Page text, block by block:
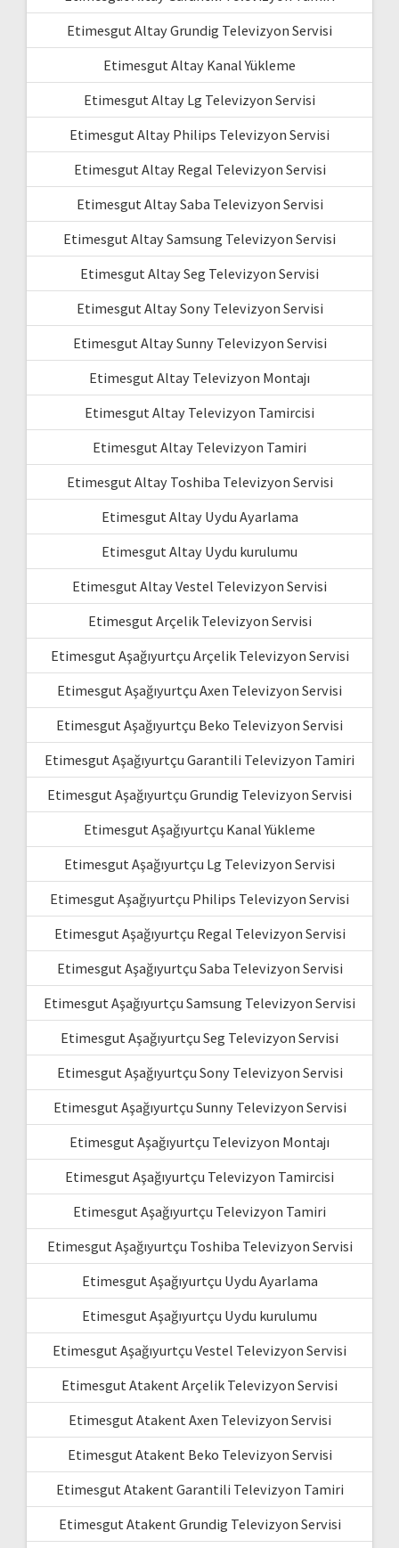
Etimesgut Altay Grundig Televizyon Servisi
Etimesgut Altay Kanal Yükleme
Etimesgut Altay Lg Televizyon Servisi
Etimesgut Altay Philips Televizyon Servisi
Etimesgut Altay Regal Televizyon Servisi
Etimesgut Altay Saba Televizyon Servisi
Etimesgut Altay Samsung Televizyon Servisi
Etimesgut Altay Seg Televizyon Servisi
Etimesgut Altay Sony Televizyon Servisi
Etimesgut Altay Sunny Televizyon Servisi
Etimesgut Altay Televizyon Montajı
Etimesgut Altay Televizyon Tamircisi
Etimesgut Altay Televizyon Tamiri
Etimesgut Altay Toshiba Televizyon Servisi
Etimesgut Altay Uydu Ayarlama
Etimesgut Altay Uydu kurulumu
Etimesgut Altay Vestel Televizyon Servisi
Etimesgut Arçelik Televizyon Servisi
Etimesgut Aşağıyurtçu Arçelik Televizyon Servisi
Etimesgut Aşağıyurtçu Axen Televizyon Servisi
Etimesgut Aşağıyurtçu Beko Televizyon Servisi
Etimesgut Aşağıyurtçu Garantili Televizyon Tamiri
Etimesgut Aşağıyurtçu Grundig Televizyon Servisi
Etimesgut Aşağıyurtçu Kanal Yükleme
Etimesgut Aşağıyurtçu Lg Televizyon Servisi
Etimesgut Aşağıyurtçu Philips Televizyon Servisi
Etimesgut Aşağıyurtçu Regal Televizyon Servisi
Etimesgut Aşağıyurtçu Saba Televizyon Servisi
Etimesgut Aşağıyurtçu Samsung Televizyon Servisi
Etimesgut Aşağıyurtçu Seg Televizyon Servisi
Etimesgut Aşağıyurtçu Sony Televizyon Servisi
Etimesgut Aşağıyurtçu Sunny Televizyon Servisi
Etimesgut Aşağıyurtçu Televizyon Montajı
Etimesgut Aşağıyurtçu Televizyon Tamircisi
Etimesgut Aşağıyurtçu Televizyon Tamiri
Etimesgut Aşağıyurtçu Toshiba Televizyon Servisi
Etimesgut Aşağıyurtçu Uydu Ayarlama
Etimesgut Aşağıyurtçu Uydu kurulumu
Etimesgut Aşağıyurtçu Vestel Televizyon Servisi
Etimesgut Atakent Arçelik Televizyon Servisi
Etimesgut Atakent Axen Televizyon Servisi
Etimesgut Atakent Beko Televizyon Servisi
Etimesgut Atakent Garantili Televizyon Tamiri
Etimesgut Atakent Grundig Televizyon Servisi